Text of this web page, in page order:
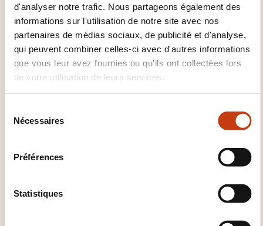
d'analyser notre trafic. Nous partageons également des
informations sur l'utilisation de notre site avec nos
partenaires de médias sociaux, de publicité et d'analyse,
qui peuvent combiner celles-ci avec d'autres informations
que vous leur avez fournies ou qu'ils ont collectées lors
de votre utilisation de leurs services.
Nécessaires
Préférences
Statistiques
besoins immédiats.
Comment contacter
l’organisme de formation
?
Hedi Ammari